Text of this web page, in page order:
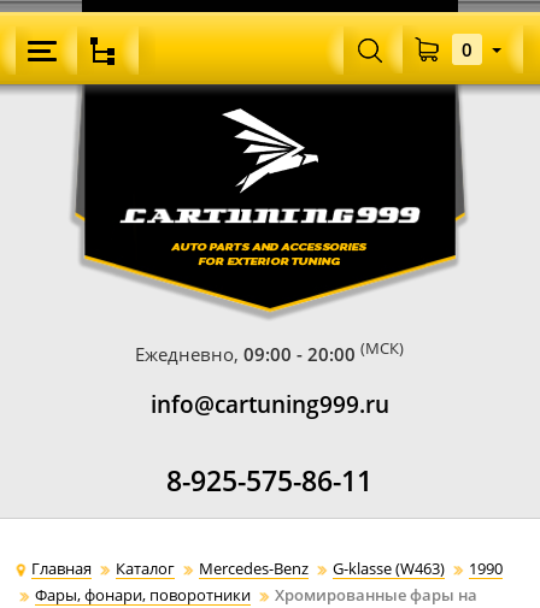
Ежедневно,09:00 - 20:00 (МСК)
info@cartuning999.ru
8-925-575-86-11
0
Главная Каталог Mercedes-Benz G-klasse (W463)
1990
Фары, фонари, поворотники
Хромированные фары на